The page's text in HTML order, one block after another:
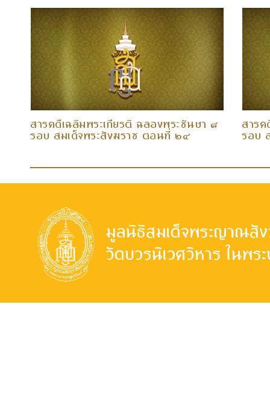
สารคดีเฉลิมพระเกียรติ ฉลองพระชันษา ๘
รอบ สมเด็จพระสังฆราช ตอนที่ ๒๔
สาร
รอบ